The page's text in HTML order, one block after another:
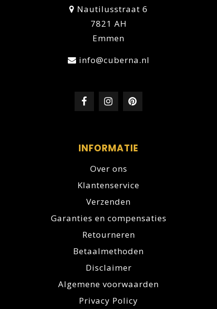
Nautilusstraat 6
7821 AH
Emmen
info@cuberna.nl
INFORMATIE
Over ons
Klantenservice
Verzenden
Garanties en compensaties
Retourneren
Betaalmethoden
Disclaimer
Algemene voorwaarden
Privacy Policy